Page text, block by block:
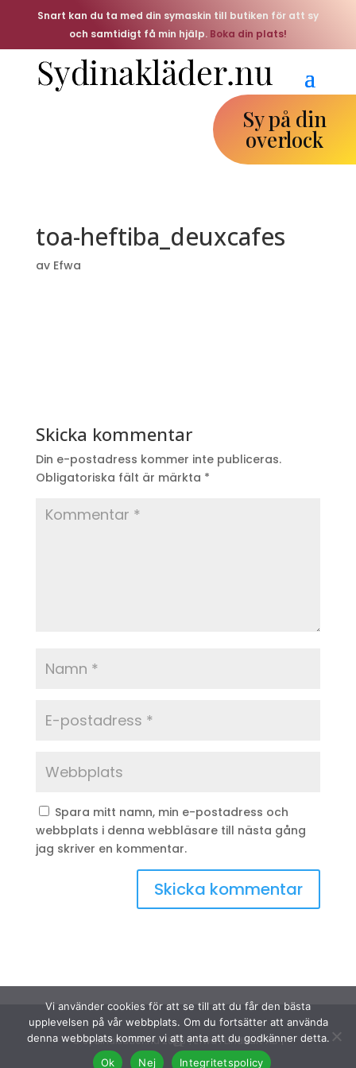
Snart kan du ta med din symaskin till butiken för att sy
och samtidigt få min hjälp. Boka din plats!
Sy på din
overlock
toa-heftiba_deuxcafes
av Efwa
Skicka kommentar
Din e-postadress kommer inte publiceras.
Obligatoriska fält är märkta *
Spara mitt namn, min e-postadress och
webbplats i denna webbläsare till nästa gång
jag skriver en kommentar.
© Sydinakläder.nu 2026 | Efwa i Lindhult AB |
Vi använder cookies för att se till att du får den bästa
upplevelsen på vår webbplats. Om du fortsätter att använda
denna webbplats kommer vi att anta att du godkänner detta.
Ok
Nej Integritetspolicy